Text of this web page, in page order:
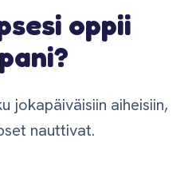
oppii
jokapäiväisiin aiheisiin,
nauttivat.